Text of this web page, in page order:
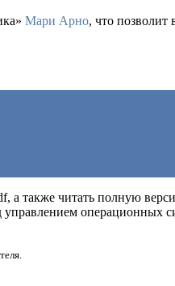
Мари Арно, что позволит
а также читать полную
операционных